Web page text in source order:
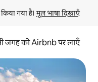
गया है। मूल भाषा दिखाएँ
जगह को Airbnb पर लाएँ